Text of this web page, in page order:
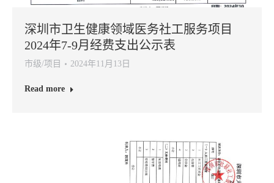
深圳市卫生健康领域医务社工服务项目
2024年7-9月经费支出公示表
市级/项目 2024年11月13日
Read more